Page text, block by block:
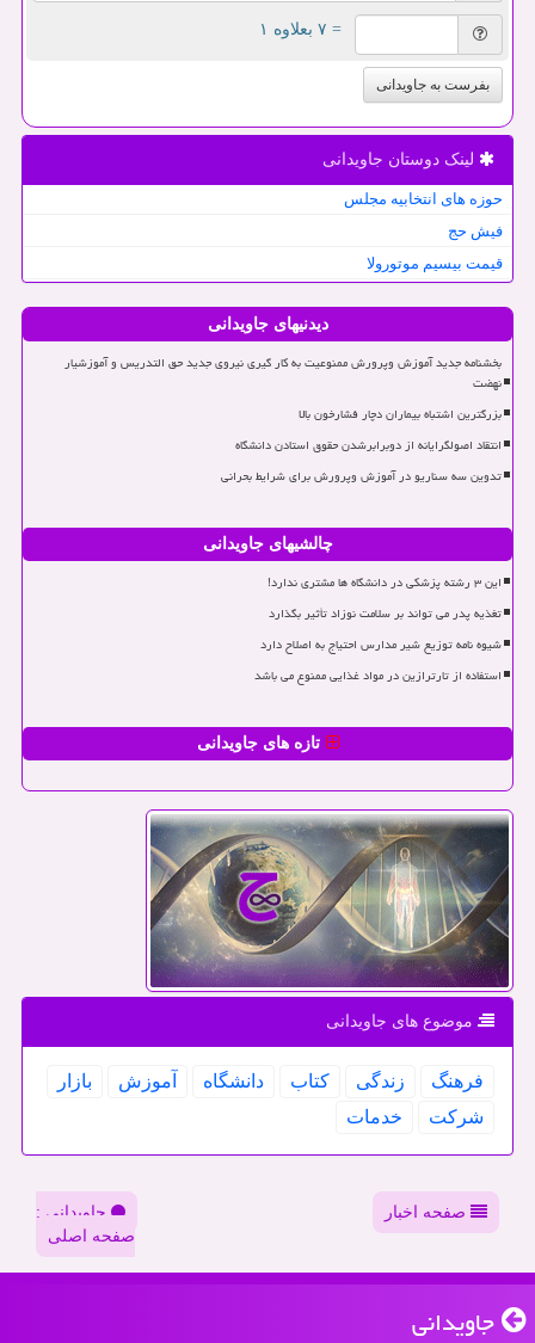
= ۷ بعلاوه ۱
بفرست به جاویدانی
لینک دوستان جاویدانی
حوزه های انتخابیه مجلس
فیش حج
قیمت بیسیم موتورولا
دیدنیهای جاویدانی
بخشنامه جدید آموزش وپرورش ممنوعیت به کار گیری نیروی جدید حق التدریس و آموزشیار
نهضت
بزرگترین اشتباه بیماران دچار فشارخون بالا
انتقاد اصولگرایانه از دوبرابرشدن حقوق استادن دانشگاه
تدوین سه سناریو در آموزش وپرورش برای شرایط بحرانی
چالشیهای جاویدانی
این ۳ رشته پزشکی در دانشگاه ها مشتری ندارد!
تغذیه پدر می تواند بر سلامت نوزاد تأثیر بگذارد
شیوه نامه توزیع شیر مدارس احتیاج به اصلاح دارد
استفاده از تارترازین در مواد غذایی ممنوع می باشد
تازه های جاویدانی
موضوع های جاویدانی
فرهنگ زندگی كتاب دانشگاه آموزش
بازار
شركت
خدمات
صفحه اخبار
جاویدانی :
صفحه اصلی
جاویدانی